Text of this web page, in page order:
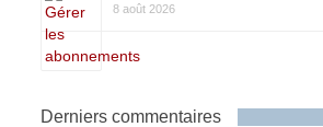
8 août 2026
Derniers commentaires